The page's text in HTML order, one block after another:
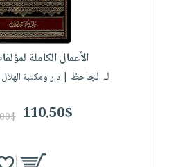
الأعمال الكاملة
لـ الجاحظ | دار ومكتبة
110.50$